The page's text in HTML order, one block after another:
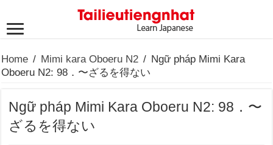
Home / Mimi kara Oboeru N2 / Ngữ pháp Mimi Kara
Oboeru N2: 98．〜ざるを得ない
Ngữ pháp Mimi Kara Oboeru N2: 98．〜
ざるを得ない